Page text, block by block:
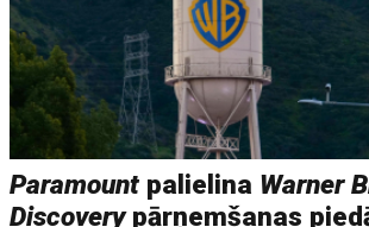
Paramount palielina Warner
Discoverypārņemšanas